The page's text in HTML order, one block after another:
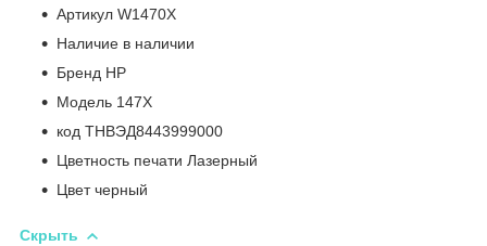
Артикул W1470X
Наличие в наличии
Бренд HP
Модель 147X
код ТНВЭД8443999000
Цветность печати Лазерный
Цвет черный
Скрыть